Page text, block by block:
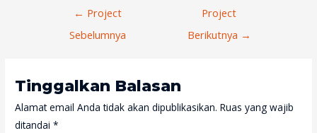
Navigasi
Pos
← Project
Sebelumnya
Project
Berikutnya →
Tinggalkan Balasan
Alamat email Anda tidak akan dipublikasikan. Ruas yang wajib
ditandai*